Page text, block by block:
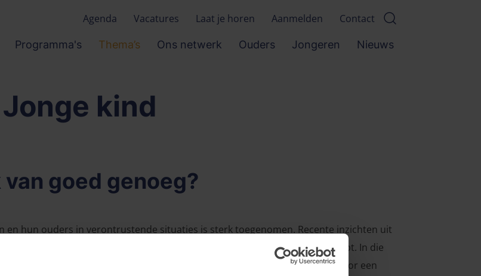
Agenda Vacatures Laat je horen Aanmelden Contact
Programma's Thema’s Ons netwerk Ouders Jongeren Nieuws
Jonge kind
goed genoeg?
en hun ouders in verontrustende situaties is sterk toegenomen. Recente inzichten uit
meer beleid en praktijk, wat zowel kansen als kanttekeningen oproept. In die
door angst dan door een rustige analyse bepaald. De tekst pleit daarom voor een